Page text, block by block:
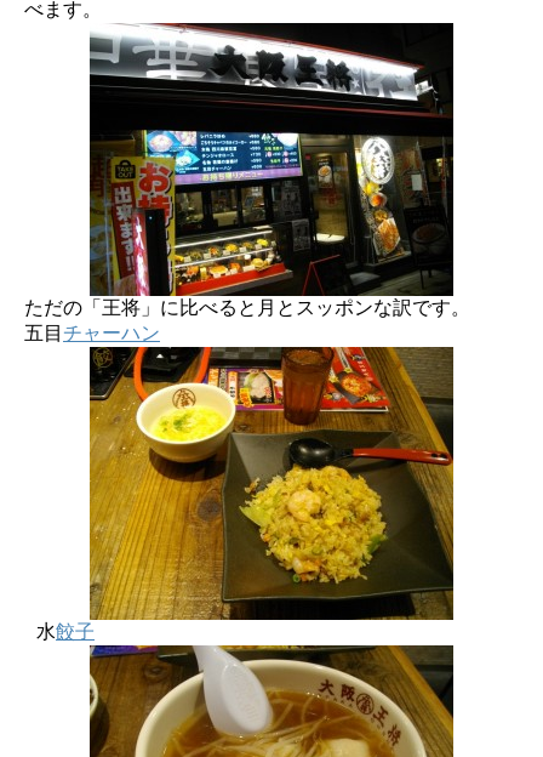
べます。
ただの「王将」に比べると月とスッポンな訳です。
五目 チャーハン
水餃子